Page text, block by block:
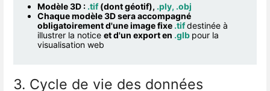
Modèle 3D : .tif(dont géotif), .ply, .obj
Chaque modèle 3D sera accompagné
obligatoirement d'une image fixe .tifdestinée à
illustrer la notice et d'un export en .glb pour la
visualisation web
3. Cycle de vie des données